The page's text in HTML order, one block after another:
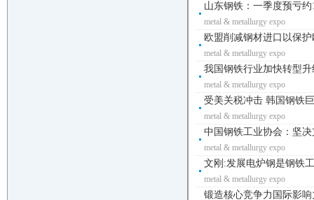
山东钢铁：一季度预亏
metal & metallurgy expo
欧盟削减钢材进口以保
metal & metallurgy expo
我国钢铁行业加快转型
metal & metallurgy expo
受美关税冲击 韩国钢铁
metal & metallurgy expo
中国钢铁工业协会：坚
metal & metallurgy expo
文刚:发展电炉钢是钢铁
metal & metallurgy expo
锻造核心竞争力国际影